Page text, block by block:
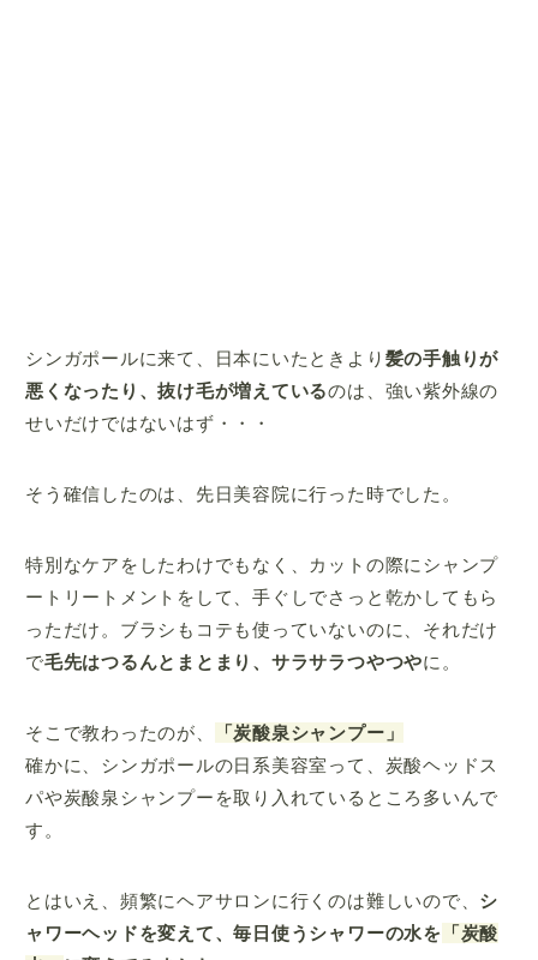
シンガポールに来て、日本にいたときより 髪の手触りが
悪くなったり、抜け毛が増えているのは、強い紫外線の
せいだけではないはず・・・
そう確信したのは、先日美容院に行った時でした。
特別なケアをしたわけでもなく、カットの際にシャンプ
ートリートメントをして、手ぐしでさっと乾かしてもら
っただけ。ブラシもコテも使っていないのに、それだけ
で毛先はつるんとまとまり、サラサラつやつやに。
そこで教わったのが、
「炭酸泉シャンプー」
確かに、シンガポールの日系美容室って、炭酸ヘッドス
パや炭酸泉シャンプーを取り入れているところ多いんで
す。
とはいえ、頻繁にヘアサロンに行くのは難しいので、 シ
ャワーヘッドを変えて、毎日 使うシャワーの水を 「炭酸